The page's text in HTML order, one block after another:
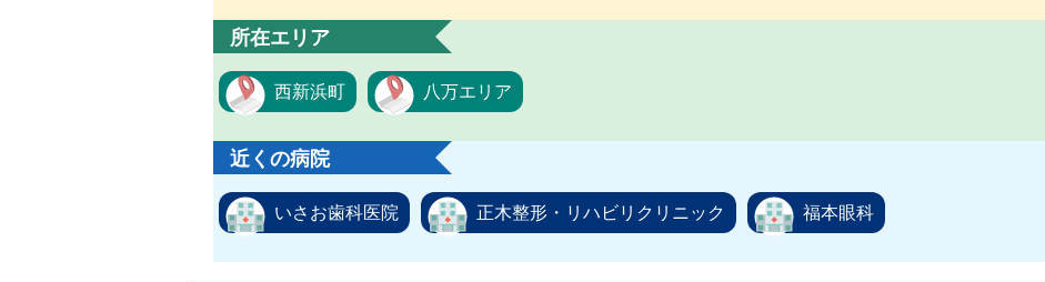
所在エリア
西新浜町 八万エリア
近くの病院
いさお歯科医院 正木整形・リハビリクリニック 福本眼科